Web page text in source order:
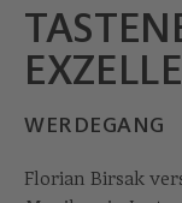
WERDEGANG
Florian Birsak